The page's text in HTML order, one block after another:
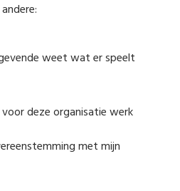
weet wat er speelt
deze organisatie werk
met mijn